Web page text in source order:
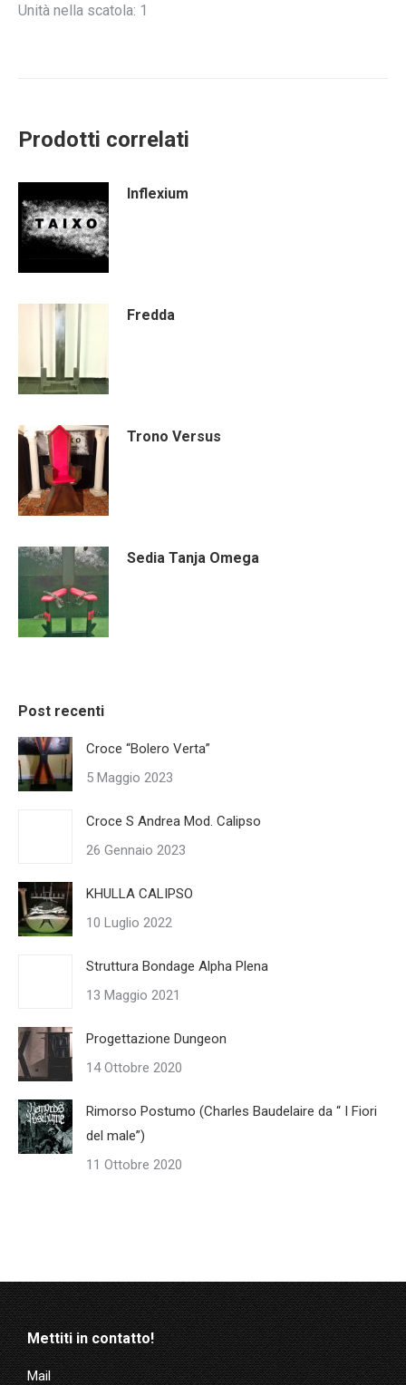
Unità nella scatola: 1
Prodotti correlati
Inflexium
Fredda
Trono Versus
Sedia Tanja Omega
Post recenti
Croce “Bolero Verta”
5 Maggio 2023
Croce S Andrea Mod. Calipso
26 Gennaio 2023
KHULLA CALIPSO
10 Luglio 2022
Struttura Bondage Alpha Plena
13 Maggio 2021
Progettazione Dungeon
14 Ottobre 2020
Rimorso Postumo (Charles Baudelaire da “ I Fiori
del male”)
11 Ottobre 2020
Mettiti in contatto!
Mail